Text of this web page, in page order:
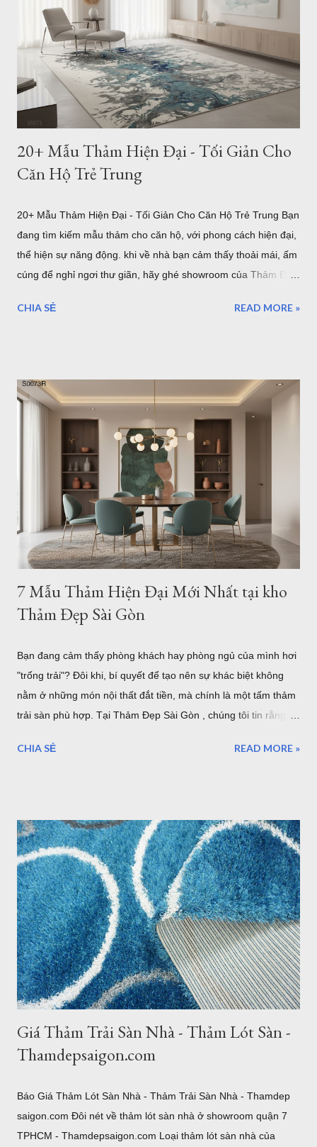
sao kích thước thảm phòng khách lại quan trọng? Trong thiết
kế nội thất, thảm không chỉ có tác dụng trang trí mà còn đóng
vai trò kết nối toàn bộ khu vực tiếp khách. Một chiếc thảm có
kích thước phù hợp sẽ tạo cảm giác cân đối, giúp bộ sofa, bàn
trà và các món đồ nội thất trở thành một tổng ...
20+ Mẫu Thảm Hiện Đại - Tối Giản Cho
Căn Hộ Trẻ Trung
20+ Mẫu Thảm Hiện Đại - Tối Giản Cho Căn Hộ Trẻ Trung Bạn
đang tìm kiếm mẫu thảm cho căn hộ, với phong cách hiện đại,
thể hiện sự năng động. khi về nhà bạn cảm thấy thoải mái, ấm
cúng để nghỉ ngơi thư giãn, hãy ghé showroom của Thảm Đẹp
thảm hiện đại i0071 Trong xu hướng thiết kế nội thất hiện đại,
đồ đạc rườm rà, nhưng nhất định phải có những điểm nhấn
mang tính "gu". Và một tấm thảm hiện đại họa tiết hình học
chính là mảnh ghép hoàn hảo để khẳng định phong cách đó.
Hôm nay, Thảm Đẹp Sài Gòn sẽ giới thiệu đến bạn bộ sưu tập
20+ mẫu thảm hình học tối giản, dẫn đầu xu hướng trang trí
căn hộ trẻ trung hiện nay. Mẫu thảm tròn hiện đại b0062r 1.
Tại sao căn hộ hiện đại lại "vừa vặn" với thảm họa tiết hình
học? Họa tiết hình học (Geometri...
CHIA SẺ READ MORE »
7 Mẫu Thảm Hiện Đại Mới Nhất tại kho
Thảm Đẹp Sài Gòn
Bạn đang cảm thấy phòng khách hay phòng ngủ của mình hơi
"trống trải"? Đôi khi, bí quyết để tạo nên sự khác biệt không
nằm ở những món nội thất đắt tiền, mà chính là một tấm thảm
trải sàn phù hợp. Tại Thảm Đẹp Sài Gòn , chúng tôi tin rằng
7 phong cách phối thảm trang trí cực "cháy" đang dẫn đầu xu
góc cạnh của nội thất. Khi kết hợp với bộ bàn ăn gỗ và ghế
màu xanh mint, tấm thảm tròn phòng khách tông màu trung
tính giúp định hình không gian, tạo cảm giác ấm cúng và quây
quần cho bữa cơm gia đình. Thảm tròn bàn ăn màu xám lông
chuột sang trọng Thảm Đẹp Sài Gòn Mẫu thảm tròn đường
kính 3m cỡ lớn đủ để bạn đặt bộ bàn ăn cho 4 người một cách
thoải mái. Cực kỳ sang trọng và hiện đại. 2. Thảm Chữ Nhật
Khổ Lớn – "Cân" Mọi Không Gian Phò...
CHIA SẺ READ MORE »
Giá Thảm Trải Sàn Nhà - Thảm Lót Sàn -
Thamdepsaigon.com
Báo Giá Thảm Lót Sàn Nhà - Thảm Trải Sàn Nhà - Thamdep
saigon.com Đôi nét về thảm lót sàn nhà ở showroom quận 7
TPHCM - Thamdepsaigon.com Loại thảm lót sàn nhà của